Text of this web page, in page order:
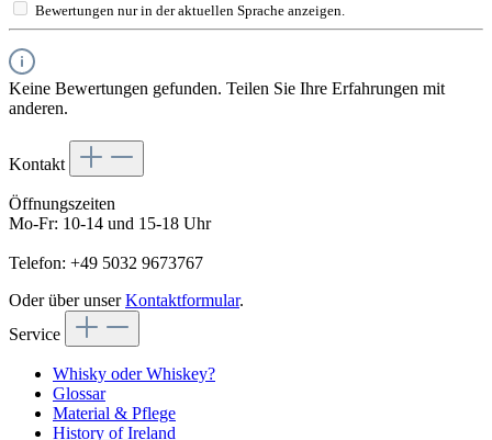
Bewertungen nur in der aktuellen Sprache anzeigen.
Keine Bewertungen gefunden. Teilen Sie Ihre Erfahrungen mit
anderen.
Kontakt
Öffnungszeiten
Mo-Fr: 10-14 und 15-18 Uhr
Telefon: +49 5032 9673767
Oder über unserKontaktformular.
Service
Whisky oder Whiskey?
Glossar
Material & Pflege
History of Ireland